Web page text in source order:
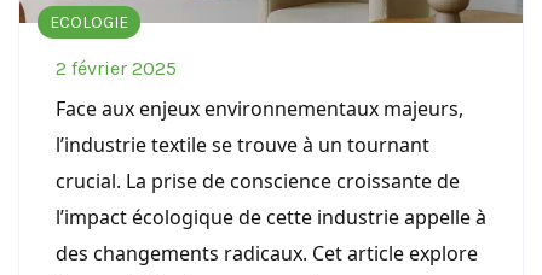
ECOLOGIE
2 février 2025
Face aux enjeux environnementaux majeurs,
l’industrie textile se trouve à un tournant
crucial. La prise de conscience croissante de
l’impact écologique de cette industrie appelle à
des changements radicaux. Cet article explore